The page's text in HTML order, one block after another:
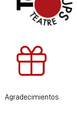
Agradecimientos